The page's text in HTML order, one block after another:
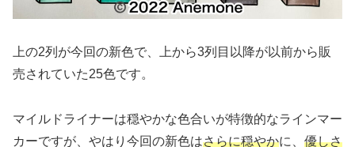
上の2列が今回の新色で、上から3列目以降が以前から販
売されていた25色です。
マイルドライナーは穏やかな色合いが特徴的なラインマー
カーですが、やはり今回の新色はさらに穏やかに、 優しさ